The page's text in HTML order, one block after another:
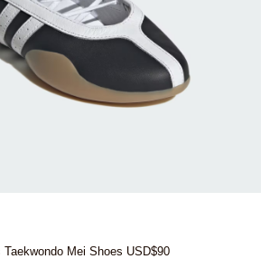
Taekwondo Mei Shoes USD$90